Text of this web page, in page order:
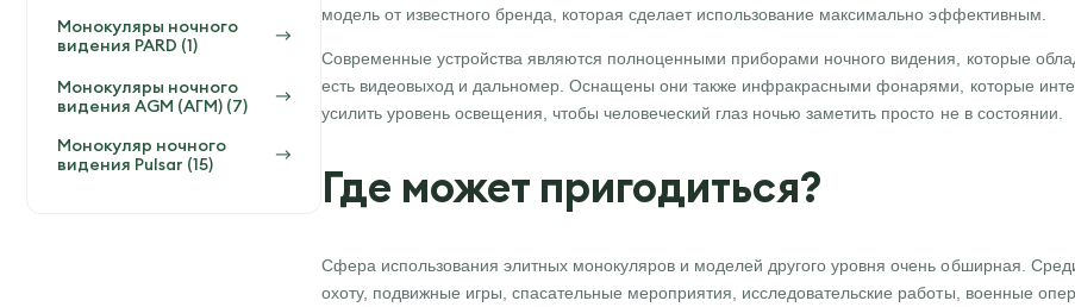
модель от известного бренда, которая сделает использование максимально эффективным.
Современные устройства являются полноценными приборами ночного видения, которые
есть видеовыход и дальномер. Оснащены они также инфракрасными фонарями, которые
усилить уровень освещения, чтобы человеческий глаз ночью заметить просто не в состоянии.
Где может пригодиться?
Сфера использования элитных монокуляров и моделей другого уровня очень обширная.
охоту, подвижные игры, спасательные мероприятия, исследовательские работы, военные
Монокуляры ночного
видения PARD (1)
Монокуляры ночного
видения AGM (АГМ) (7)
Монокуляр ночного
видения Pulsar (15)